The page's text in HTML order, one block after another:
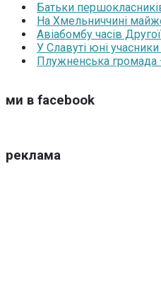
Батьки
На Хмельниччині
Авіабомбу часів
У Славуті юні
Плужненська громада
ми в facebook
реклама